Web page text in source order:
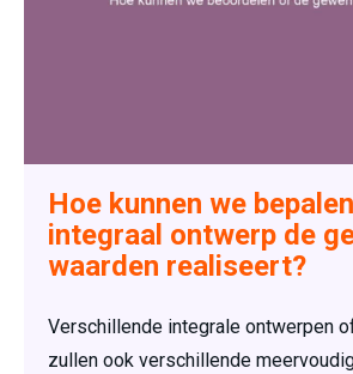
Hoe kunnen we
integraal ontwerp de
waarden realiseert?
Verschillende integrale ontwerpen
zullen ook verschillende